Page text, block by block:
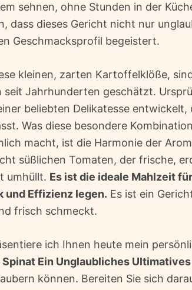
sehnen, ohne Stunden in der
dass dieses Gericht nicht nur
Geschmacksprofil begeistert.
kleinen, zarten Kartoffelklöße,
seit Jahrhunderten geschätzt.
beliebten Delikatesse
Was diese besondere
macht, ist die Harmonie der
süßlichen Tomaten, der frische,
umhüllt. Es ist die ideale Mahlzeit
und Effizienz legen. Es ist ein
frisch schmeckt.
ich Ihnen heute mein
Spinat Ein Unglaubliches
können. Bereiten Sie sich